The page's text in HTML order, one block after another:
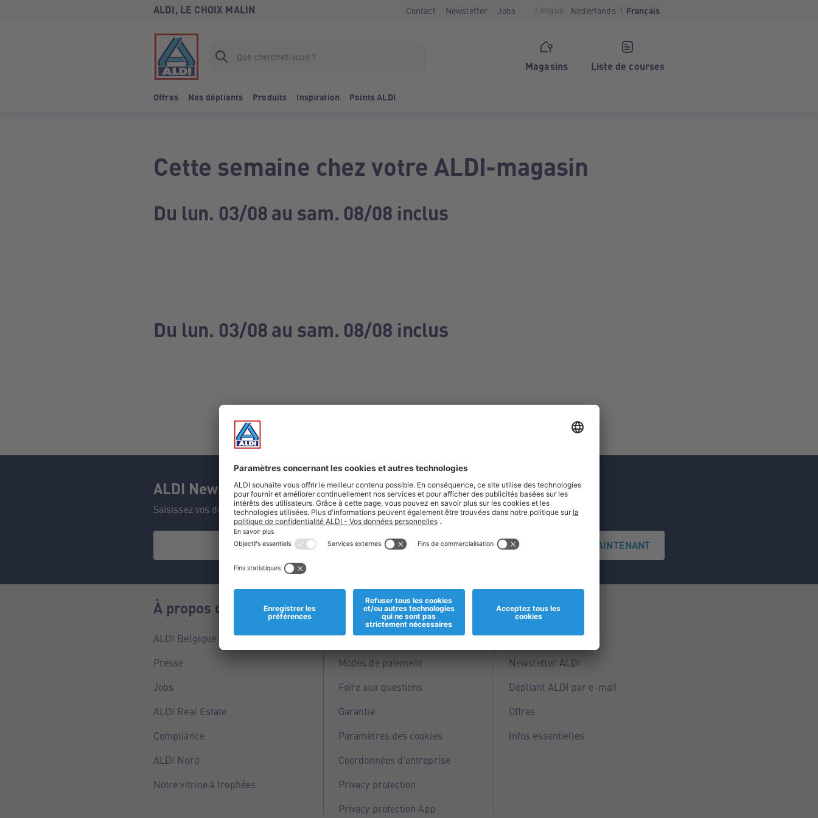
ALDI, LE CHOIX MALIN Contact Newsletter Jobs Langue: Nederlands Français
Magasins Liste de courses
Offres Nos dépliants Produits Inspiration Points ALDI
Cette semaine chez votre ALDI-magasin
Du lun. 03/08 au sam. 08/08 inclus
Du lun. 03/08 au sam. 08/08 inclus
ALDI Newsletter
Saisissez vos données et ne manquez aucune de nos offres.
S'INSCRIRE MAINTENANT
À propos de nous
ALDI Belgique
Presse
Jobs
ALDI Real Estate
Compliance
ALDI Nord
Notre vitrine à trophées
Informations
Magasins
Modes de paiement
Foire aux questions
Garantie
Paramètres des cookies
Coordonnées d'entreprise
Privacy protection
Privacy protection App
Service
Points ALDI
Newsletter ALDI
Dépliant ALDI par e-mail
Offres
Infos essentielles